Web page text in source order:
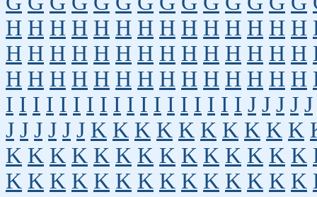
H H H H H H H H H H H H H H
H H H H H H H H H H H H H H
H H H H H H H H H H H H H H
I I I I I I I I I I I I I I I I I I J J J J J
J J J J J J K K K K K K K K K K
K K K K K K K K K K K K K K
K K K K K K K K K K K K K K